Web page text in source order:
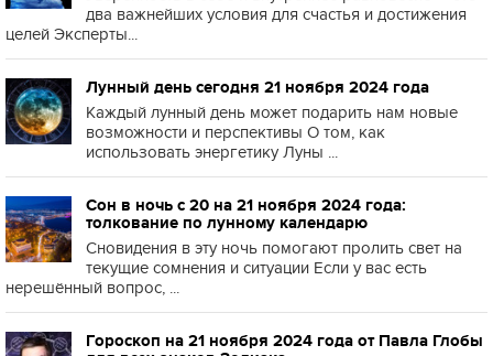
два важнейших условия для счастья и достижения
целей Эксперты...
Лунный день сегодня 21 ноября 2024 года
Каждый лунный день может подарить нам новые
возможности и перспективы О том, как
использовать энергетику Луны ...
Сон в ночь с 20 на 21 ноября 2024 года:
толкование по лунному календарю
Сновидения в эту ночь помогают пролить свет на
текущие сомнения и ситуации Если у вас есть
нерешённый вопрос, ...
Гороскоп на 21 ноября 2024 года от Павла Глобы